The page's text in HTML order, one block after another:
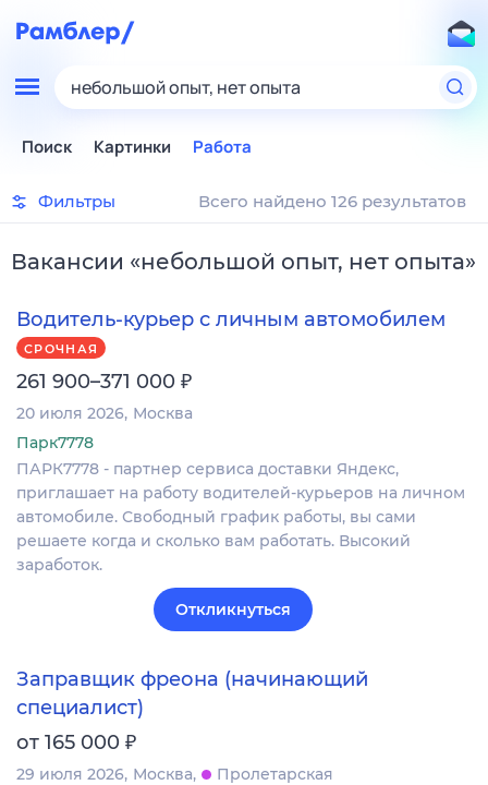
небольшой опыт, нет опыта
Поиск Картинки Работа
Фильтры Всего найдено 126 результатов
Вакансии «небольшой опыт, нет опыта»
Водитель-курьер с личным автомобилем
СРОЧНАЯ
261 900–371 000 ₽
20 июля 2026 Москва
Парк7778
ПАРК7778 - партнер сервиса доставки Яндекс,
приглашает на работу водителей-курьеров на личном
автомобиле. Свободный график работы, вы сами
решаете когда и сколько вам работать. Высокий
заработок.
Откликнуться
Заправщик фреона (начинающий
специалист)
от 165 000 ₽
29 июля 2026 Москва
Пролетарская